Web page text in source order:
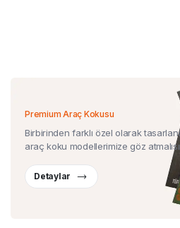
Premium Araç Kokusu
Birbirinden farklı özel olarak
araç koku modellerimize göz
Detaylar